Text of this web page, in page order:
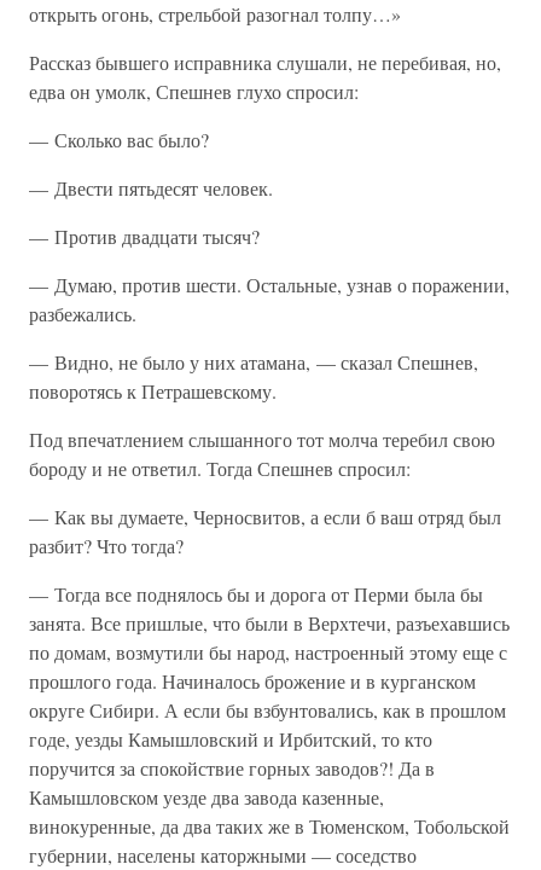
открыть огонь, стрельбой разогнал толпу…»
Рассказ бывшего исправника слушали, не перебивая, но,
едва он умолк, Спешнев глухо спросил:
— Сколько вас было?
— Двести пятьдесят человек.
— Против двадцати тысяч?
— Думаю, против шести. Остальные, узнав о поражении,
разбежались.
— Видно, не было у них атамана, — сказал Спешнев,
поворотясь к Петрашевскому.
Под впечатлением слышанного тот молча теребил свою
бороду и не ответил. Тогда Спешнев спросил:
— Как вы думаете, Черносвитов, а если б ваш отряд был
разбит? Что тогда?
— Тогда все поднялось бы и дорога от Перми была бы
занята. Все пришлые, что были в Верхтечи, разъехавшись
по домам, возмутили бы народ, настроенный этому еще с
прошлого года. Начиналось брожение и в курганском
округе Сибири. А если бы взбунтовались, как в прошлом
годе, уезды Камышловский и Ирбитский, то кто
поручится за спокойствие горных заводов?! Да в
Камышловском уезде два завода казенные,
винокуренные, да два таких же в Тюменском, Тобольской
губернии, населены каторжными — соседство